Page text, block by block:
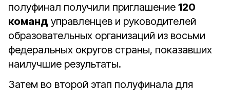
полуфинал получили приглашение 120
команд управленцев и руководителей
образовательных организаций из восьми
федеральных округов страны, показавших
наилучшие результаты.
Затем во второй этап полуфинала для